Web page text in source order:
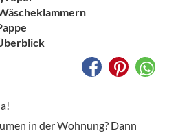
in der Wohnung? Dann